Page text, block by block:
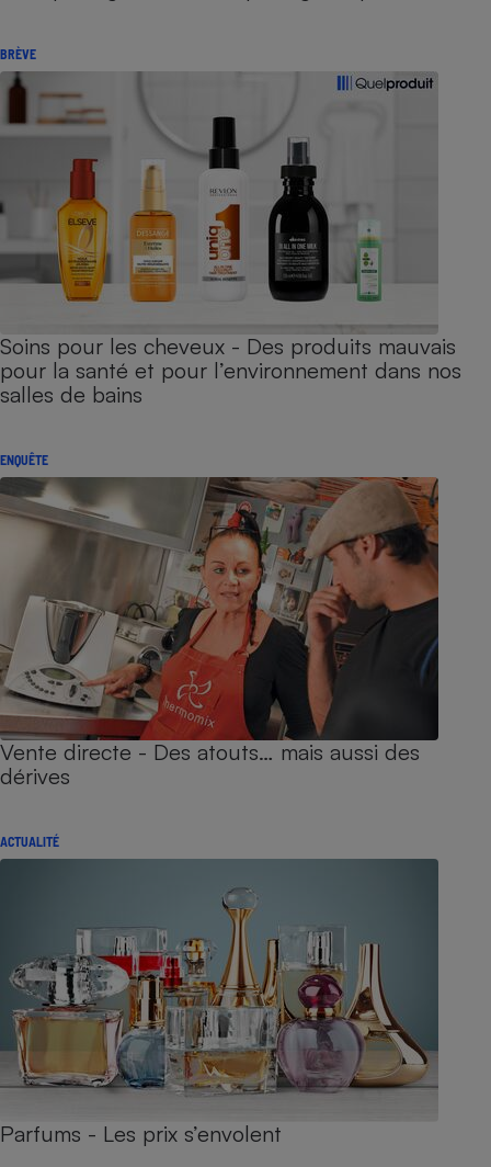
BRÈVE
Soins pour les cheveux - Des produits mauvais
pour la santé et pour l’environnement dans nos
salles de bains
ENQUÊTE
Vente directe - Des atouts… mais aussi des
dérives
ACTUALITÉ
Parfums - Les prix s’envolent